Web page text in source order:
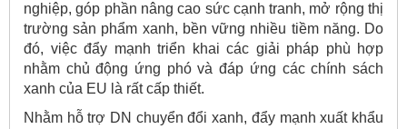
nghiệp, góp phần nâng cao sức cạnh tranh, mở rộng thị
trường sản phẩm xanh, bền vững nhiều tiềm năng. Do
đó, việc đẩy mạnh triển khai các giải pháp phù hợp
nhằm chủ động ứng phó và đáp ứng các chính sách
xanh của EU là rất cấp thiết.
Nhằm hỗ trợ DN chuyển đổi xanh, đẩy mạnh xuất khẩu